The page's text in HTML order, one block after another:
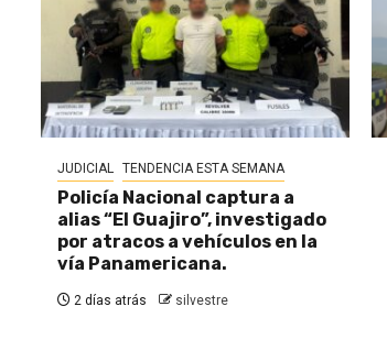
JUDICIAL TENDENCIA ESTA SEMANA
Policía Nacional captura a
alias “El Guajiro”, investigado
por atracos a vehículos en la
vía Panamericana.
2 días atrás silvestre